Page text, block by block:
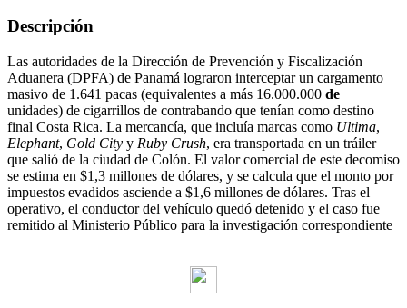
Descripción
Las autoridades de la Dirección de Prevención y Fiscalización
Aduanera (DPFA) de Panamá lograron interceptar un cargamento
masivo de 1.641 pacas (equivalentes a más 16.000.000 de
unidades) de cigarrillos de contrabando que tenían como destino
final Costa Rica. La mercancía, que incluía marcas como Ultima,
Elephant, Gold City y Ruby Crush, era transportada en un tráiler
que salió de la ciudad de Colón. El valor comercial de este decomiso
se estima en $1,3 millones de dólares, y se calcula que el monto por
impuestos evadidos asciende a $1,6 millones de dólares. Tras el
operativo, el conductor del vehículo quedó detenido y el caso fue
remitido al Ministerio Público para la investigación correspondiente